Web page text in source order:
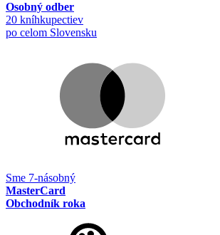
Osobný odber
20 kníhkupectiev
po celom Slovensku
Sme 7-násobný
MasterCard
Obchodník roka